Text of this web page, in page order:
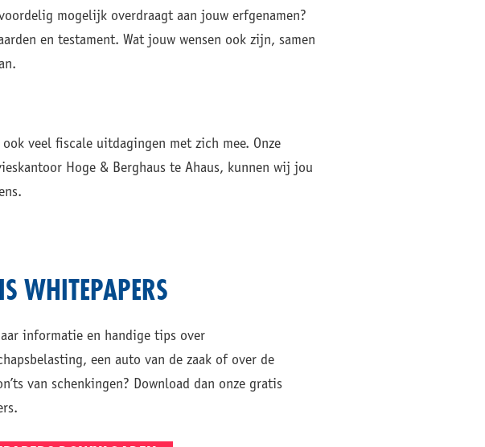
mogelijk overdraagt aan jouw erfgenamen?
en testament. Wat jouw wensen ook zijn, samen
veel fiscale uitdagingen met zich mee. Onze
Hoge & Berghaus te Ahaus, kunnen wij jou
WHITEPAPERS
informatie en handige tips over
een auto van de zaak of over de
van schenkingen? Download dan onze gratis